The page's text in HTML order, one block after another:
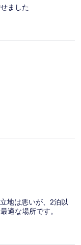
ました
地は悪いが、2泊以
適な場所です。